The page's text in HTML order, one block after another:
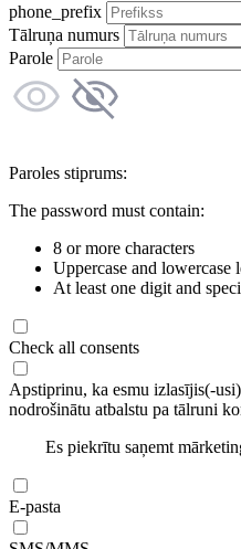
phone_prefix
Tālruņa numurs
Parole
Paroles stiprums:
The password must contain:
8 or more characters
Uppercase and lowercase
At least one digit and
Check all consents
Apstiprinu, ka esmu izlasījis(-
nodrošinātu atbalstu pa tālruni
Es piekrītu saņemt
E-pasta